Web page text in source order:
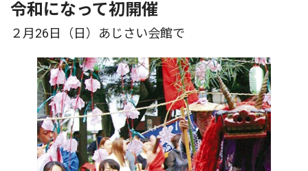
令和になって初開催
２月26日（日）あじさい会館で